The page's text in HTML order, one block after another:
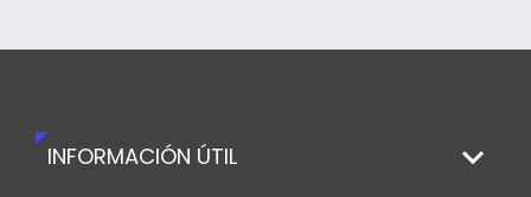
INFORMACIÓN ÚTIL